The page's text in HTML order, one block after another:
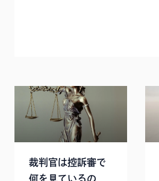
裁判官は控訴審で
何を見ているの